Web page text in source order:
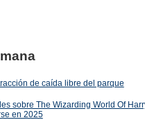
de caída libre del parque
sobre The Wizarding World Of
en 2025